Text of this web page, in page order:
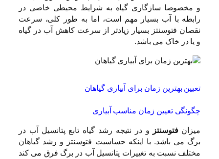
و مخصوصا سازگاری گیاه به شرایط محیطی خاصی در
رابطه با آب بسیار مهم است، اما به طور کلی، سرعت
نقصان فتوسنتز بسیار زیادتر از سرعت کاهش آب در گیاه
و یا در خاک می باشد.
تعیین بهترین زمان برای آبیاری گیاهان
چگونگی تعیین زمان مناسب آبیاری
میزانفتوسنتز
و در نتیجه رشد گیاه تابع پتانسیل آب در
برگ می باشد. با اینکه حساسیت فتوسنتز و رشد گیاهان
مختلف نسبت به تغییرات پتانسیل آب در برگ فرق می کند